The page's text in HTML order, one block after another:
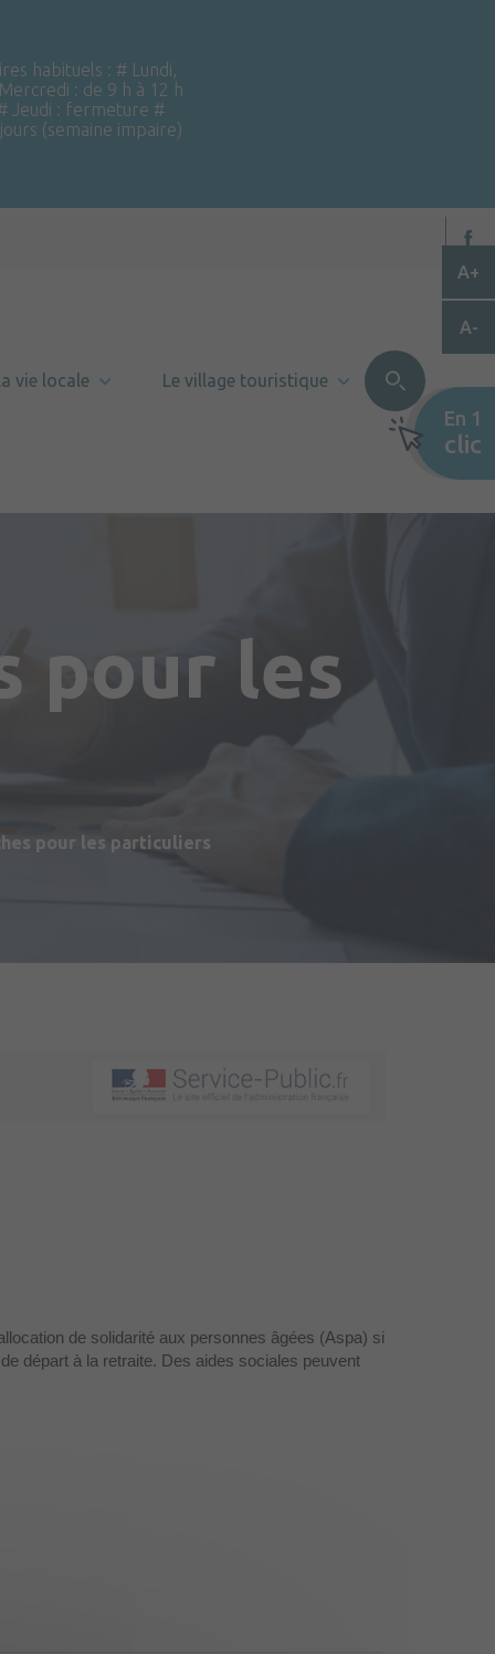
habituels : # Lundi,
: de 9 h à 12 h
Jeudi : fermeture #
(semaine impaire)
vie locale Le village touristique
pour les
pour les particuliers
de solidarité aux personnes âgées (Aspa) si
départ à la retraite. Des aides sociales peuvent
A+
A-
En 1
clic